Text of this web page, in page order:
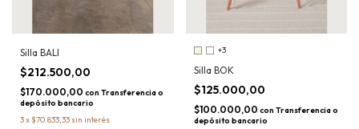
Silla BALI
$212.500,00
$170.000,00 con Transferencia o
depósito bancario
3x $70.833,33 sin interés
+3
Silla BOK
$125.000,00
$100.000,00 con Transferencia o
depósito bancario